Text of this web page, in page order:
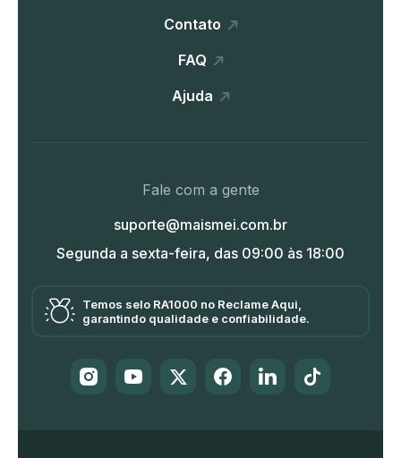
Contato
FAQ
Ajuda
Fale com a gente
suporte@maismei.com.br
Segunda a sexta-feira, das 09:00 às 18:00
Temos selo RA1000 no Reclame Aqui,
garantindo qualidade e confiabilidade.